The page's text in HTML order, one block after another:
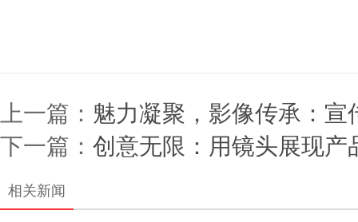
上一篇： 魅力凝聚，影像传承：
下一篇： 创意无限：用镜头展现产
相关新闻